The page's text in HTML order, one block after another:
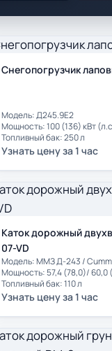
Снегопогрузчик
Модель: Д245.9E2
Мощность: 100 (136) кВт
Топливный бак: 250 л
Узнать цену за 1 час
Каток дорожный
07-VD
Модель: ММЗ Д-243 /
Мощность: 57,4 (78,0)/ 60,0
Топливный бак: 110 л
Узнать цену за 1 час